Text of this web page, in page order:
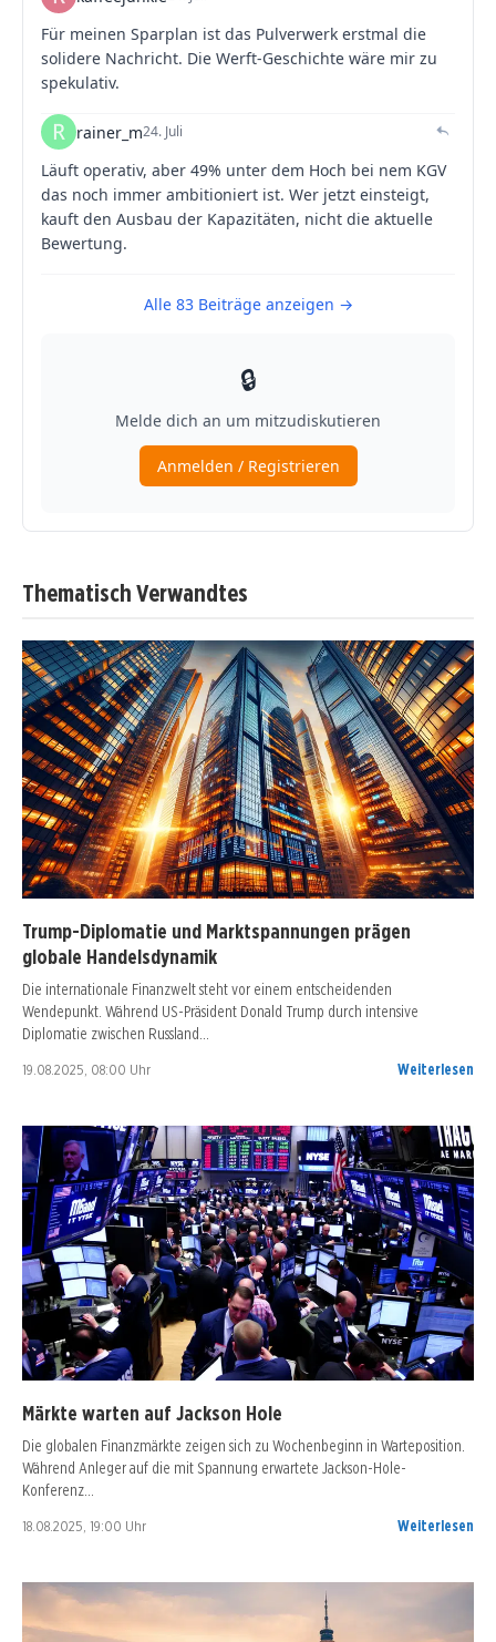
Thematisch Verwandtes
Trump-Diplomatie und Marktspannungen prägen
globale Handelsdynamik
Die internationale Finanzwelt steht vor einem entscheidenden
Wendepunkt. Während US-Präsident Donald Trump durch intensive
Diplomatie zwischen Russland…
19.08.2025, 08:00 Uhr Weiterlesen
Märkte warten auf Jackson Hole
Die globalen Finanzmärkte zeigen sich zu Wochenbeginn in Warteposition.
Während Anleger auf die mit Spannung erwartete Jackson-Hole-
Konferenz…
18.08.2025, 19:00 Uhr Weiterlesen